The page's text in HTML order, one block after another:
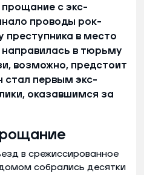
с экс-
проводы рок-
преступника в место
в тюрьму
возможно, предстоит
стал первым экс-
оказавшимся за
в срежиссированное
собрались десятки